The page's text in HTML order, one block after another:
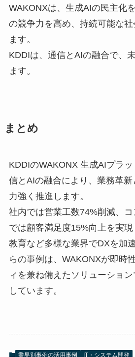
WAKONXは、生成AIの民主化
の競争力を高め、持続可能な
ます。
KDDIは、通信とAIの融合で、
ます。
まとめ
KDDIのWAKONX 生成AIプラ
信とAIの融合により、業務革
力強く推進します。
社内では営業工数74%削減、
では顧客満足度15%向上を実現
教育など多様な業界でDXを加
らの事例は、WAKONXが即時
ィを兼ね備えたソリューショ
しています。
業界別事例の活用事例 IT・システム開発